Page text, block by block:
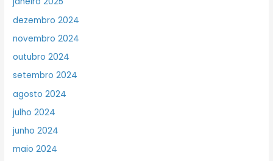
dezembro 2024
novembro 2024
outubro 2024
setembro 2024
agosto 2024
julho 2024
junho 2024
maio 2024